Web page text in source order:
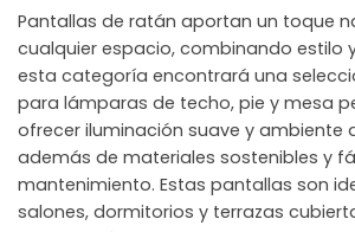
Pantallas de ratán aportan un toque
cualquier espacio, combinando estilo
esta categoría encontrará una
para lámparas de techo, pie y mesa
ofrecer iluminación suave y ambiente
además de materiales sostenibles y
mantenimiento. Estas pantallas son
salones, dormitorios y terrazas